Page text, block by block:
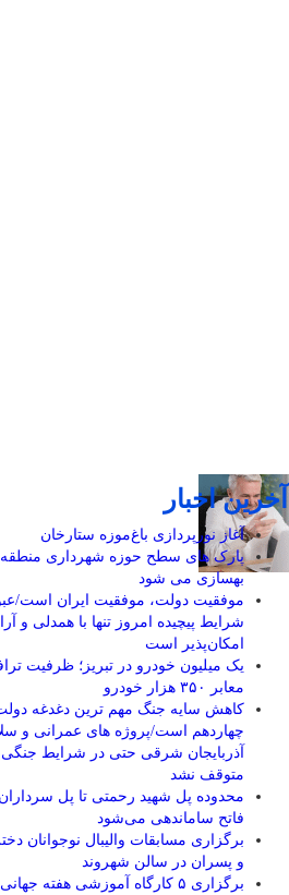
آخرین اخبار
آغاز نورپردازی باغ‌موزه ستارخان
بهسازی می شود
موفقیت دولت، موفقیت ایران است/
شرایط پیچیده امروز تنها با همدلی و
امکان‌پذیر است
یک میلیون خودرو در تبریز؛ ظرفیت
معابر ۳۵۰ هزار خودرو
کاهش سایه جنگ مهم ‌ترین دغدغه
چهاردهم است/پروژه ‌های عمرانی و
آذربایجان شرقی حتی در شرایط جنگی
متوقف نشد
محدوده پل شهید رحمتی تا پل سرداران
فاتح ساماندهی می‌شود
برگزاری مسابقات والیبال نوجوانان
و پسران در سالن شهروند
برگزاری ۵ کارگاه آموزشی هفته جهانی